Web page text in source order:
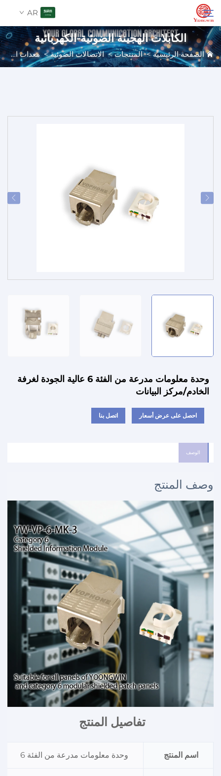
AR
من نحن
الكابلات الهجينة الضوئية-الكهربائية
الصفحة الرئيسية>المنتجات>الاتصالات الضوئية>معدات الألياف
وحدة معلومات مدرعة من الفئة 6 عالية الجودة لغرفة
الخادم/مركز البيانات
احصل على عرض أسعار اتصل بنا
الوصف
وصف المنتج
تفاصيل المنتج
اسم المنتج وحدة معلومات مدرعة من الفئة 6